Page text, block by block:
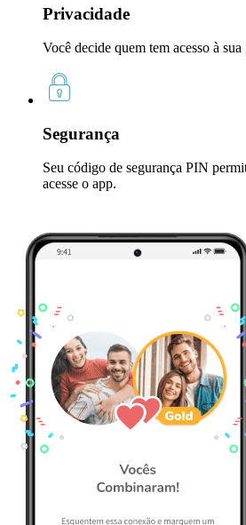
Privacidade
Você decide quem tem acesso à
Segurança
Seu código de segurança PIN
acesse o app.